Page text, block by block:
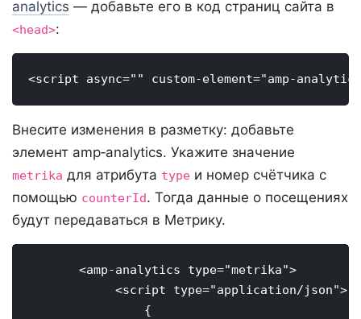
analytics — добавьте его в код страниц сайта в
<head>:
<script async="" custom-element="amp-
Внесите изменения в разметку: добавьте
элемент amp‑analytics. Укажите значение
metrika для атрибута type и номер счётчика с
помощью counterId. Тогда данные о посещениях
будут передаваться в Метрику.
       <amp-analytics type="metrika">
            <script type="application/json">
                {